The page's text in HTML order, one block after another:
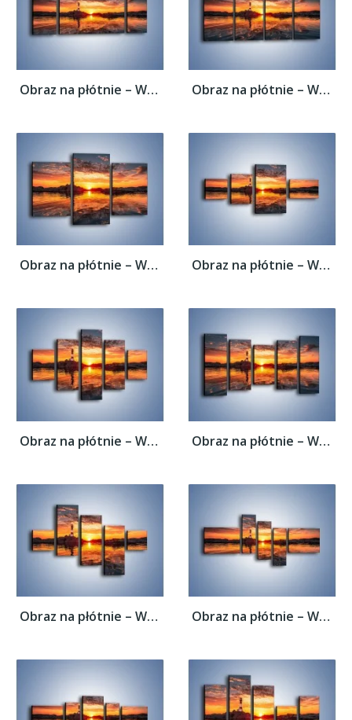
Obraz na płótnie – Widok z latarni na... Obraz na płótnie – Widok z latarni na...
Obraz na płótnie – Widok z latarni na... Obraz na płótnie – Widok z latarni na...
Obraz na płótnie – Widok z latarni na... Obraz na płótnie – Widok z latarni na...
Obraz na płótnie – Widok z latarni na... Obraz na płótnie – Widok z latarni na...